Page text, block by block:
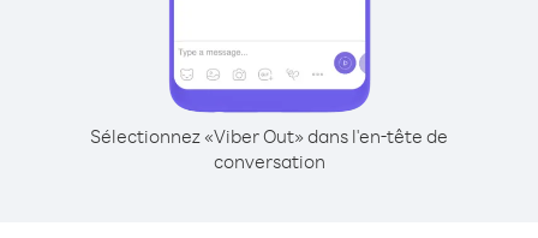
Sélectionnez «Viber Out» dans l'en-tête de
conversation